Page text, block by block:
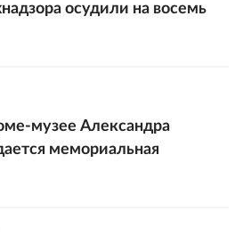
осудили на восемь
музее Александра
мемориальная